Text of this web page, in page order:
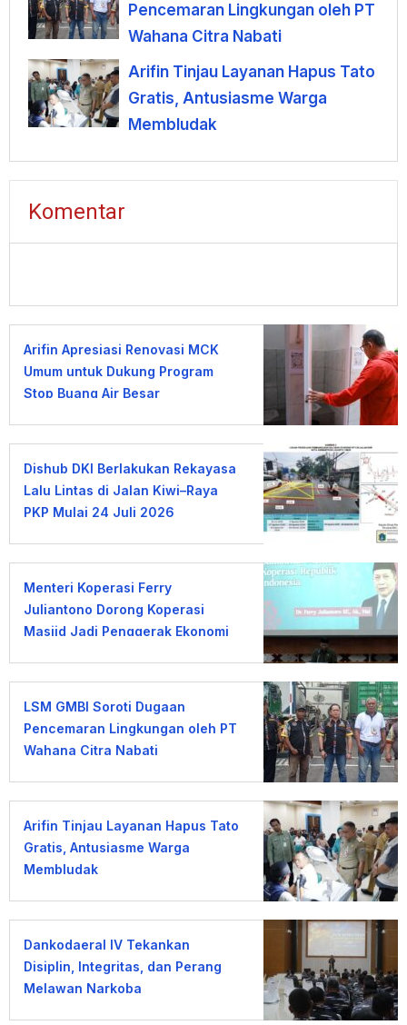
Pencemaran Lingkungan oleh PT
Wahana Citra Nabati
Arifin Tinjau Layanan Hapus Tato
Gratis, Antusiasme Warga
Membludak
Komentar
Arifin Apresiasi Renovasi MCK
Umum untuk Dukung Program
Stop Buang Air Besar
Dishub DKI Berlakukan Rekayasa
Lalu Lintas di Jalan Kiwi–Raya
PKP Mulai 24 Juli 2026
Menteri Koperasi Ferry
Juliantono Dorong Koperasi
Masjid Jadi Penggerak Ekonomi
LSM GMBI Soroti Dugaan
Pencemaran Lingkungan oleh PT
Wahana Citra Nabati
Arifin Tinjau Layanan Hapus Tato
Gratis, Antusiasme Warga
Membludak
Dankodaeral IV Tekankan
Disiplin, Integritas, dan Perang
Melawan Narkoba